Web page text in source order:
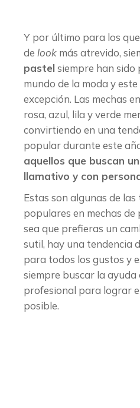
Y por último para los
de look más atrevido,
pastel siempre han sido
mundo de la moda y
excepción. Las mechas
rosa, azul, lila y verde
convirtiendo en una
popular durante este
aquellos que buscan
llamativo y con
Estas son algunas de las
populares en mechas de
sea que prefieras un
sutil, hay una tendencia
para todos los gustos y
siempre buscar la
profesional para lograr
posible.